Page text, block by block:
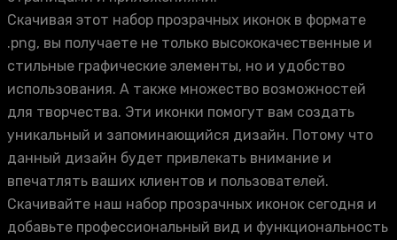
Скачивая этот набор прозрачных иконок в формате
.png, вы получаете не только высококачественные и
стильные графические элементы, но и удобство
использования. А также множество возможностей
для творчества. Эти иконки помогут вам создать
уникальный и запоминающийся дизайн. Потому что
данный дизайн будет привлекать внимание и
впечатлять ваших клиентов и пользователей.
Скачивайте наш набор прозрачных иконок сегодня и
добавьте профессиональный вид и функциональность